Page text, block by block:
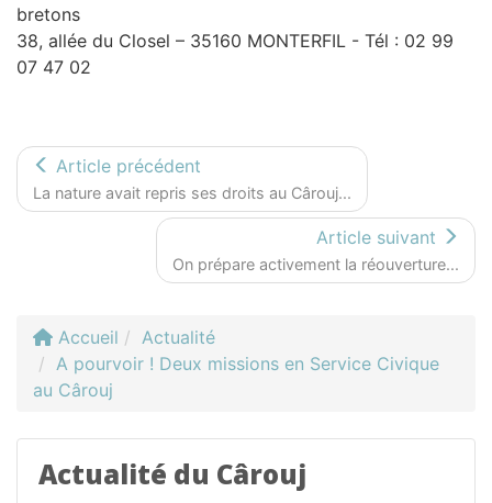
bretons
38, allée du Closel – 35160 MONTERFIL - Tél : 02 99
07 47 02
Article précédent
La nature avait repris ses droits au Cârouj...
Article suivant
On prépare activement la réouverture...
Accueil
Actualité
A pourvoir ! Deux missions en Service Civique
au Cârouj
Actualité du Cârouj